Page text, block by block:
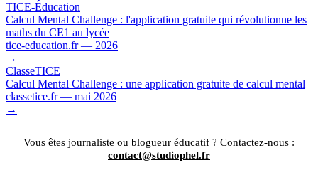
TICE-Éducation
Calcul Mental Challenge : l'application gratuite qui révolutionne les
maths du CE1 au lycée
tice-education.fr — 2026
→
ClasseTICE
Calcul Mental Challenge : une application gratuite de calcul mental
classetice.fr — mai 2026
→
Vous êtes journaliste ou blogueur éducatif ? Contactez-nous :
contact@studiophel.fr